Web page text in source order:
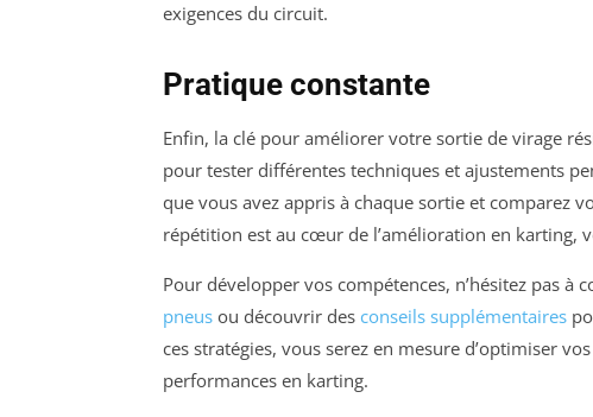
exigences du circuit.
Pratique constante
Enfin, la clé pour améliorer votre sortie de virage
pour tester différentes techniques et ajustements
que vous avez appris à chaque sortie et comparez
répétition est au cœur de l’amélioration en karting,
Pour développer vos compétences, n’hésitez pas à
pneus ou découvrir des conseils supplémentaires
ces stratégies, vous serez en mesure d’optimiser
performances en karting.